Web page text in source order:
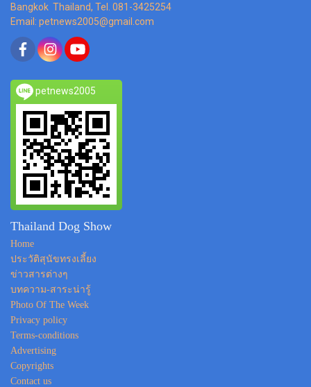
Bangkok Thailand, Tel. 081-3425254
Email: petnews2005@gmail.com
petnews2005
Thailand Dog Show
Home
ประวัติสุนัขทรงเลี้ยง
ข่าวสารต่างๆ
บทความ-สาระน่ารู้
Photo Of The Week
Privacy policy
Terms-conditions
Advertising
Copyrights
Contact us